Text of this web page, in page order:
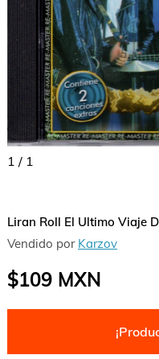
1 / 1
Liran Roll El Ultimo Viaje
Vendido por Karzov
$109MXN